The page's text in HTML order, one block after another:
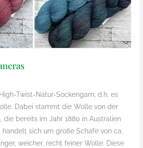
Twist-Natur-Sockengarn, d.h. es
Dabei stammt die Wolle von der
die bereits im Jahr 1880 in Australien
sich um große Schafe von ca.
weicher, recht feiner Wolle. Diese